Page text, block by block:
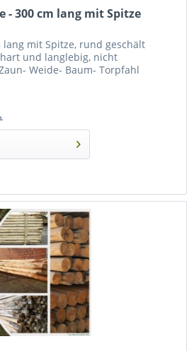
- 300 cm lang mit Spitze
mit Spitze, rund geschält
und langlebig, nicht
Weide- Baum- Torpfahl